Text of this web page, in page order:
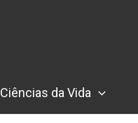
Ciências da Vida